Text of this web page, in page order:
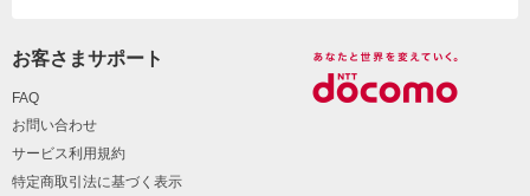
お客さまサポート
FAQ
お問い合わせ
サービス利用規約
特定商取引法に基づく表示